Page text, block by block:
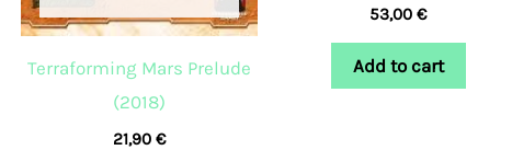
Terraforming Mars Prelude
(2018)
21,90 €
53,00 €
Add to cart